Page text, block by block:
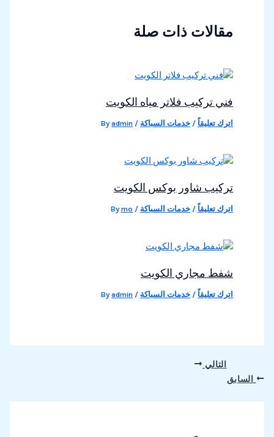
مقالات ذات صلة
فني تركيب فلاتر مياه الكويت
اترك تعليقاً / خدمات السباكة / By
admin
تركيب شاور بوكس الكويت
اترك تعليقاً / خدمات السباكة / By
mo
شفط مجاري الكويت
اترك تعليقاً / خدمات السباكة / By
admin
السابق
التالي